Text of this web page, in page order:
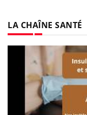
LA CHAÎNE SANTÉ